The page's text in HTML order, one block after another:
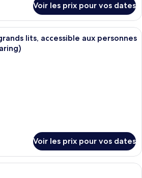
Voir les prix pour vos dates
Une porte avec un panneau
lits, accessible aux personnes
Voir les prix pour vos dates
Un balcon avec une table en verre